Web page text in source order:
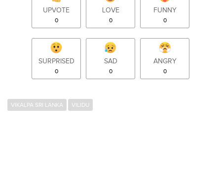
UPVOTE
0
LOVE
0
FUNNY
0
SURPRISED
0
SAD
0
ANGRY
0
VIKALPA SRI LANKA VILIDU